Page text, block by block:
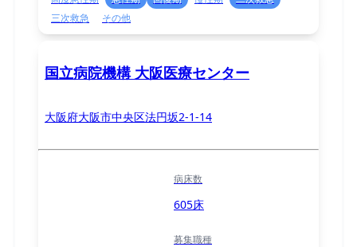
三次救急
その他
国立病院機構 大阪医療センター
大阪府大阪市中央区法円坂2-1-14
病床数
605床
募集職種